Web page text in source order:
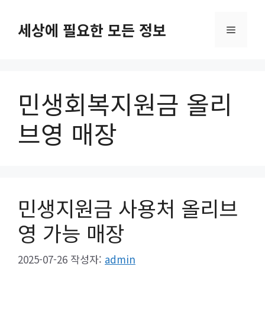
세상에 필요한 모든 정보 메
민생회복지원금 올리
브영 매장
민생지원금 사용처 올리브
영 가능 매장
2025-07-26 작성자: admin